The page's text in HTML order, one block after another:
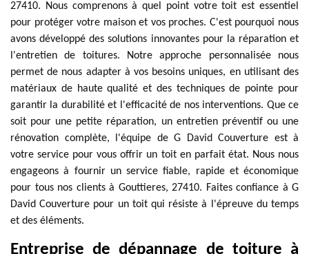
27410. Nous comprenons à quel point votre toit est essentiel
pour protéger votre maison et vos proches. C'est pourquoi nous
avons développé des solutions innovantes pour la réparation et
l'entretien de toitures. Notre approche personnalisée nous
permet de nous adapter à vos besoins uniques, en utilisant des
matériaux de haute qualité et des techniques de pointe pour
garantir la durabilité et l'efficacité de nos interventions. Que ce
soit pour une petite réparation, un entretien préventif ou une
rénovation complète, l'équipe de G David Couverture est à
votre service pour vous offrir un toit en parfait état. Nous nous
engageons à fournir un service fiable, rapide et économique
pour tous nos clients à Gouttieres, 27410. Faites confiance à G
David Couverture pour un toit qui résiste à l'épreuve du temps
et des éléments.
Entreprise de dépannage de toiture à